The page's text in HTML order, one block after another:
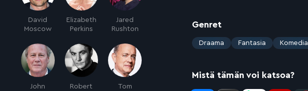
David
Moscow
Elizabeth
Perkins
Jared
Rushton
John
Robert
Tom
Genret
:
Draama Fantasia Komedia
Mistä tämän voi katsoa?